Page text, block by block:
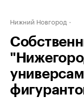
Нижний Новгород